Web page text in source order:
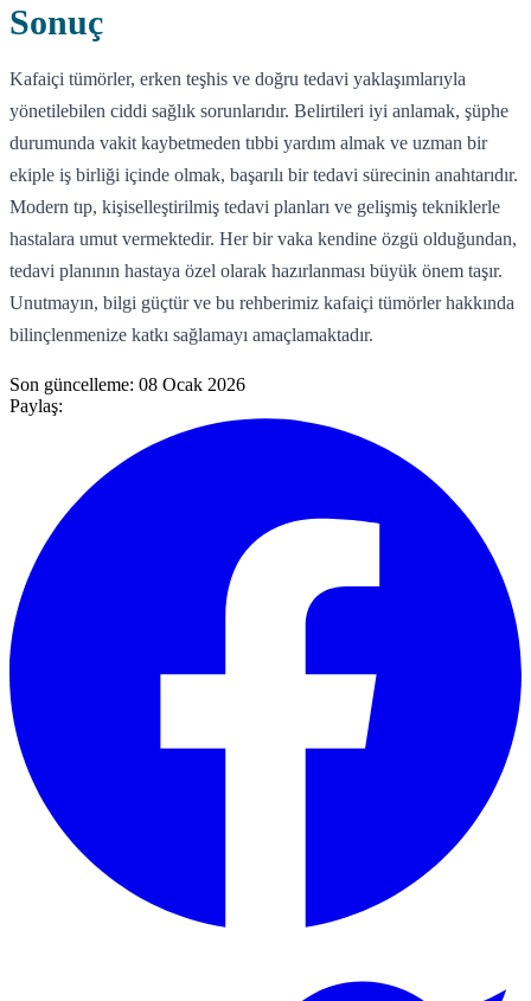
Sonuç
Kafaiçi tümörler, erken teşhis ve doğru tedavi yaklaşımlarıyla
yönetilebilen ciddi sağlık sorunlarıdır. Belirtileri iyi anlamak, şüphe
durumunda vakit kaybetmeden tıbbi yardım almak ve uzman bir
ekiple iş birliği içinde olmak, başarılı bir tedavi sürecinin anahtarıdır.
Modern tıp, kişiselleştirilmiş tedavi planları ve gelişmiş tekniklerle
hastalara umut vermektedir. Her bir vaka kendine özgü olduğundan,
tedavi planının hastaya özel olarak hazırlanması büyük önem taşır.
Unutmayın, bilgi güçtür ve bu rehberimiz kafaiçi tümörler hakkında
bilinçlenmenize katkı sağlamayı amaçlamaktadır.
Son güncelleme: 08 Ocak 2026
Paylaş: